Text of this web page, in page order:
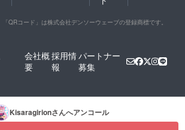
「QRコード」は株式会社デンソーウェーブの登録商標です。
会社概
要
採用情
報
パートナー
募集
Kisaragirionさんへアンコール